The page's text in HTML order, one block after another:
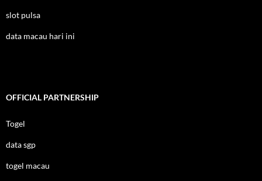
slot pulsa
data macau hari ini
OFFICIAL PARTNERSHIP
Togel
data sgp
togel macau